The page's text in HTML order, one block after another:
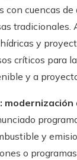
cuencas
y
críticos para
y a
y
o